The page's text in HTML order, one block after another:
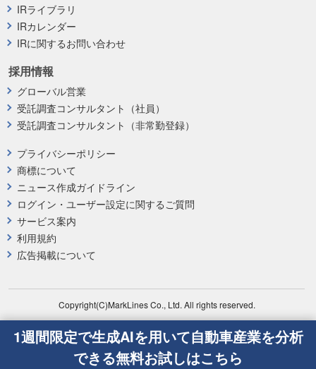
プライバシーポリシー
商標について
ニュース作成ガイドライン
ログイン・ユーザー設定に関するご質問
サービス案内
利用規約
広告掲載について
採用情報
グローバル営業
受託調査コンサルタント（社員）
受託調査コンサルタント（非常勤登録）
IRライブラリ
IRカレンダー
IRに関するお問い合わせ
Copyright(C)MarkLines Co., Ltd. All rights reserved.
1週間限定で生成AIを用いて自動車産業を分析
できる無料お試しはこちら